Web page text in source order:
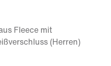
Fleece mit
(Herren)